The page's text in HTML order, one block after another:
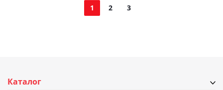
1 2 3
Каталог